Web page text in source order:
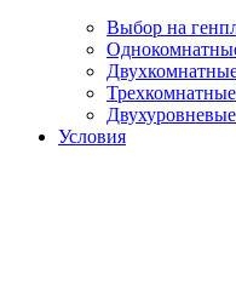
Выбор на
Трехкомнатные
Двухуровневые
Условия